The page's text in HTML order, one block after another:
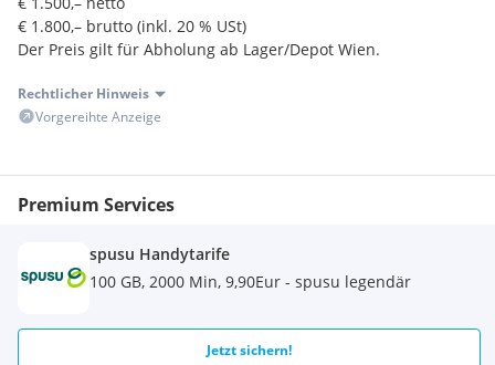
€ 1.800,– brutto (inkl. 20 % USt)
Der Preis gilt für Abholung ab Lager/Depot Wien.
Auf Wunsch bieten wir zusätzlich:
• Transport zu Ihrer Adresse
gebrauchtes Objekt handelt, erfolgt der Verkauf ohne
Für Rückfragen oder zur Abstimmung von Abholung, Miete
Rechtlicher Hinweis
Vorgereihte Anzeige
Premium Services
spusu Handytarife
100 GB, 2000 Min, 9,90Eur - spusu legendär
Jetzt sichern!